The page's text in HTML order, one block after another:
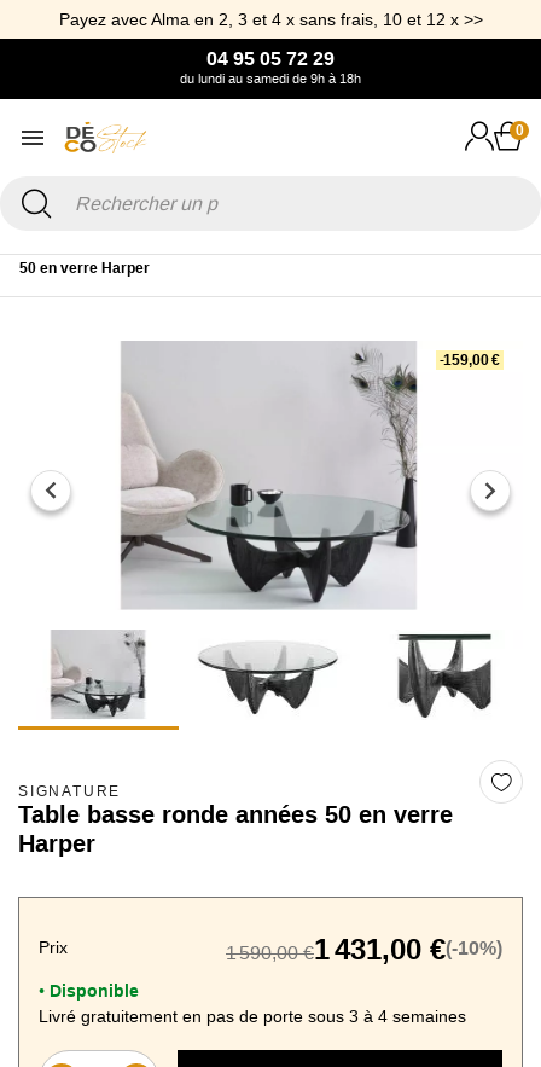
Payez avec Alma en 2, 3 et 4 x sans frais, 10 et 12 x >>
04 95 05 72 29
du lundi au samedi de 9h à 18h
0
50 en verre Harper
-159,00 €
SIGNATURE
Table basse ronde années 50 en verre
Harper
Prix 1 590,00 €1 431,00 €(-10%)
• Disponible
Livré gratuitement en pas de porte sous 3 à 4 semaines